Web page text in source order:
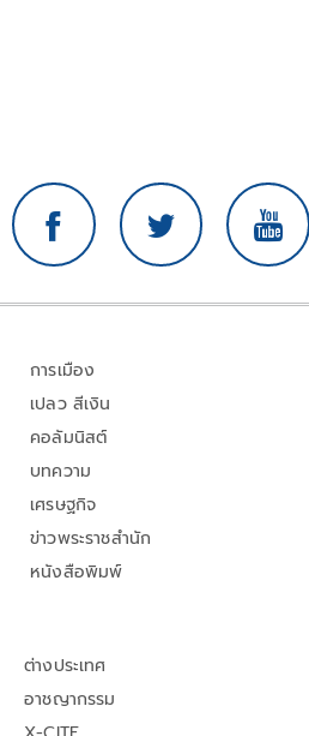
การเมือง
เปลว สีเงิน
คอลัมนิสต์
บทความ
เศรษฐกิจ
ข่าวพระราชสำนัก
หนังสือพิมพ์
ต่างประเทศ
อาชญากรรม